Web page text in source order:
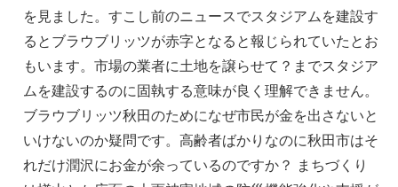
を見ました。すこし前のニュースでスタジアムを建設す
るとブラウブリッツが赤字となると報じられていたとお
もいます。市場の業者に土地を譲らせて？までスタジア
ムを建設するのに固執する意味が良く理解できません。
ブラウブリッツ秋田のためになぜ市民が金を出さないと
いけないのか疑問です。高齢者ばかりなのに秋田市はそ
れだけ潤沢にお金が余っているのですか？ まちづくり